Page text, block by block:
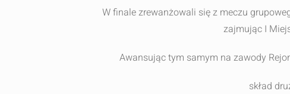
W finale zrewanżowali się z meczu
zajmując I
Awansując tym samym na zawody
skład